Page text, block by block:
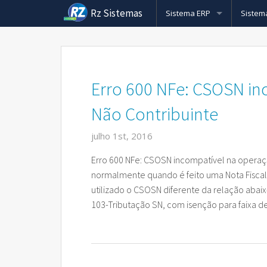
Rz Sistemas Sistema ERP
Nota
Cobrança Bancaria
Rz Vendas
Rz e-
Sistema de Cupom Fiscal
Rz Cargas Venda
Erro 600 NFe: CSOSN
Não Contribuinte
julho 1st, 2016
Erro 600 NFe: CSOSN incompatível na
normalmente quando é feito uma Nota
utilizado o CSOSN diferente da relação
103-Tributação SN, com isenção para faixa